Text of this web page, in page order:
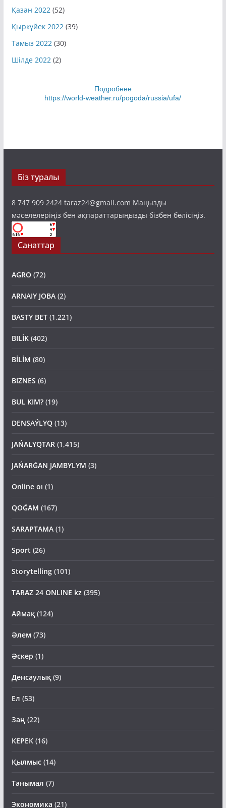
Қазан 2022(52)
Қыркүйек 2022(39)
Тамыз 2022(30)
Шілде 2022(2)
Подробнее
https://world-weather.ru/pogoda/russia/ufa/
Біз туралы
8 747 909 2424 taraz24@gmail.com Маңызды
мәселелеріңіз бен ақпараттарыңызды бізбен бөлісіңіз.
Санаттар
AGRO(72)
ARNAIY JOBA(2)
BASTY BET(1,221)
BILİK(402)
BİLİM (80)
BIZNES (6)
BUL KIM?(19)
DENSAÝLYQ(13)
JAŃALYQTAR(1,415)
JAŃARǴAN JAMBYLYM (3)
Online oı (1)
QOǴAM (167)
SARAPTAMA(1)
Sport (26)
Storytelling(101)
TARAZ 24 ONLINE kz(395)
Аймақ(124)
Әлем (73)
Әскер (1)
Денсаулық(9)
Ел (53)
Заң(22)
КЕРЕК(16)
Қылмыс(14)
Танымал (7)
Экономика (21)